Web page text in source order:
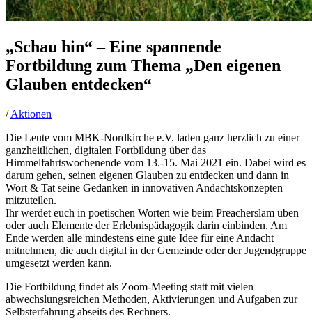
„Schau hin“ – Eine spannende
Fortbildung zum Thema „Den eigenen
Glauben entdecken“
/Aktionen
Die Leute vom MBK-Nordkirche e.V. laden ganz herzlich zu einer
ganzheitlichen, digitalen Fortbildung über das
Himmelfahrtswochenende vom 13.-15. Mai 2021 ein. Dabei wird es
darum gehen, seinen eigenen Glauben zu entdecken und dann in
Wort & Tat seine Gedanken in innovativen Andachtskonzepten
mitzuteilen.
Ihr werdet euch in poetischen Worten wie beim Preacherslam üben
oder auch Elemente der Erlebnispädagogik darin einbinden. Am
Ende werden alle mindestens eine gute Idee für eine Andacht
mitnehmen, die auch digital in der Gemeinde oder der Jugendgruppe
umgesetzt werden kann.
Die Fortbildung findet als Zoom-Meeting statt mit vielen
abwechslungsreichen Methoden, Aktivierungen und Aufgaben zur
Selbsterfahrung abseits des Rechners.